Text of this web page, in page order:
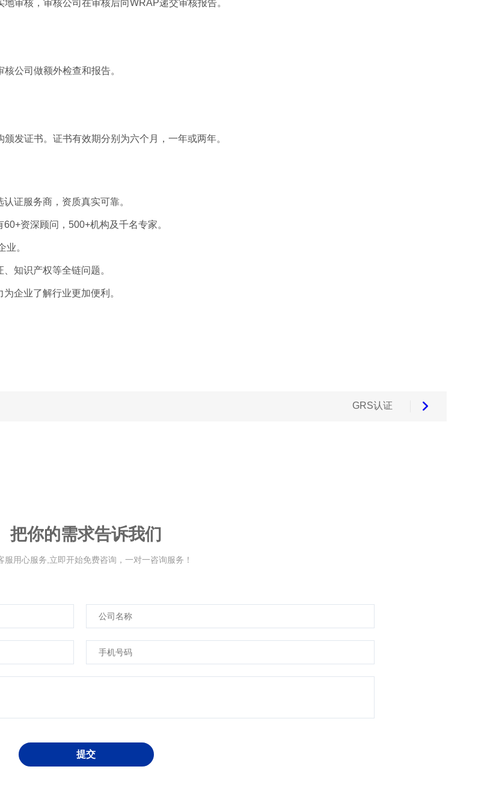
审核，审核公司在审核后向WRAP递交审核报告。
公司做额外检查和报告。
发证书。证书有效期分别为六个月，一年或两年。
证服务商，资质真实可靠。
60+资深顾问， 500+机构及千名专家。
业。
知识产权等全链问题。
企业了解行业更加便利。
GRS认证
把你的需求告诉我们
服用心服务,立即开始免费咨询，一对一咨询服务！